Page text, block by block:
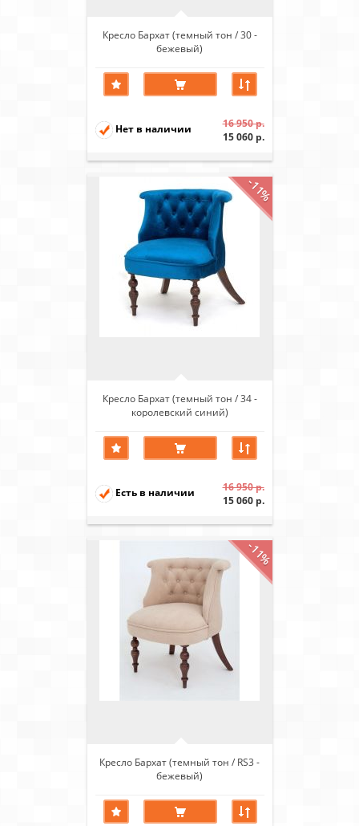
Кресло Бархат (темный тон / 30 -
бежевый)
Нет в наличии
16 950 р.
15 060 р.
-11%
Кресло Бархат (темный тон / 34 -
королевский синий)
Есть в наличии
16 950 р.
15 060 р.
-11%
Кресло Бархат (темный тон / RS3 -
бежевый)